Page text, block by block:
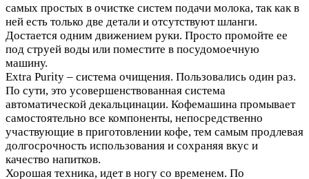
самых простых в очистке систем подачи молока, так как в
ней есть только две детали и отсутствуют шланги.
Достается одним движением руки. Просто промойте ее
под струей воды или поместите в посудомоечную
машину.
Extra Purity – система очищения. Пользовались один раз.
По сути, это усовершенствованная система
автоматической декальцинации. Кофемашина промывает
самостоятельно все компоненты, непосредственно
участвующие в приготовлении кофе, тем самым продлевая
долгосрочность использования и сохраняя вкус и
качество напитков.
Хорошая техника, идет в ногу со временем. По